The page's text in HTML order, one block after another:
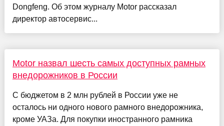
Dongfeng. Об этом журналу Motor рассказал
директор автосервис...
Motor назвал шесть самых доступных рамных
внедорожников в России
С бюджетом в 2 млн рублей в России уже не
осталось ни одного нового рамного внедорожника,
кроме УАЗа. Для покупки иностранного рамника